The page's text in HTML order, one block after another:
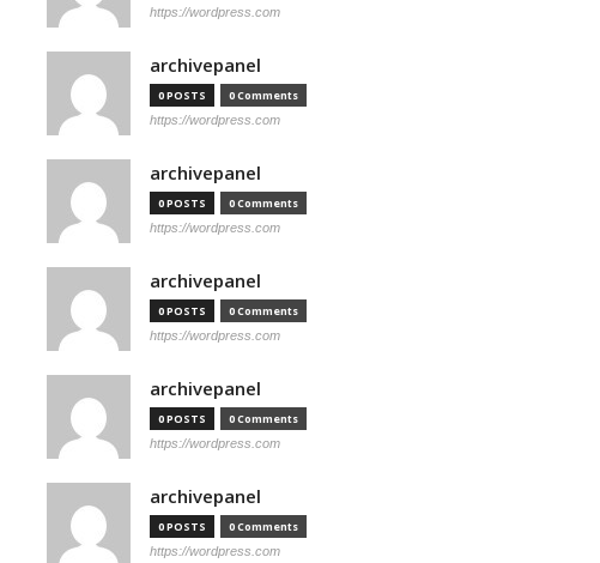
https://wordpress.com
archivepanel
0 POSTS 0 Comments
https://wordpress.com
archivepanel
0 POSTS 0 Comments
https://wordpress.com
archivepanel
0 POSTS 0 Comments
https://wordpress.com
archivepanel
0 POSTS 0 Comments
https://wordpress.com
archivepanel
0 POSTS 0 Comments
https://wordpress.com